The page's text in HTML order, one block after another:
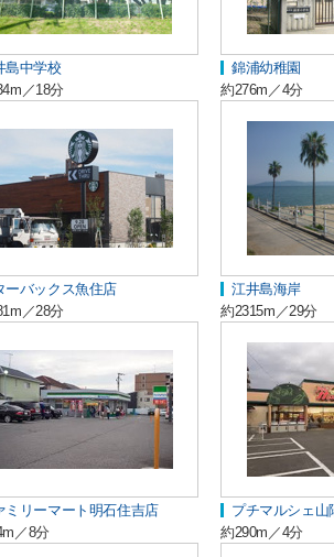
島中学校
／18分
錦浦幼稚園
約276m／4分
ーバックス魚住店
／28分
江井島海岸
約2315m／29分
ミリーマート明石住吉店
／8分
プチマルシェ山
約290m／4分